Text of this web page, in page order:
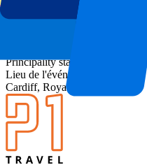
Six Nations 2026
Principality stadium
Lieu de l'événement
Cardiff, Royaume-Uni